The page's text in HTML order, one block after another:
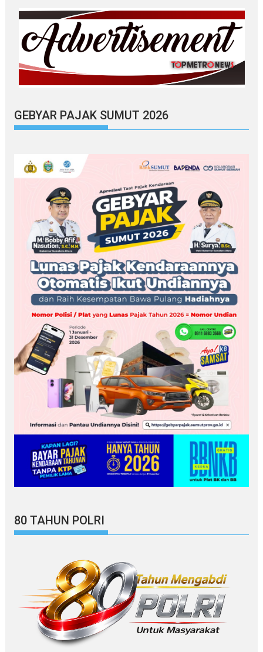
GEBYAR PAJAK SUMUT 2026
80 TAHUN POLRI